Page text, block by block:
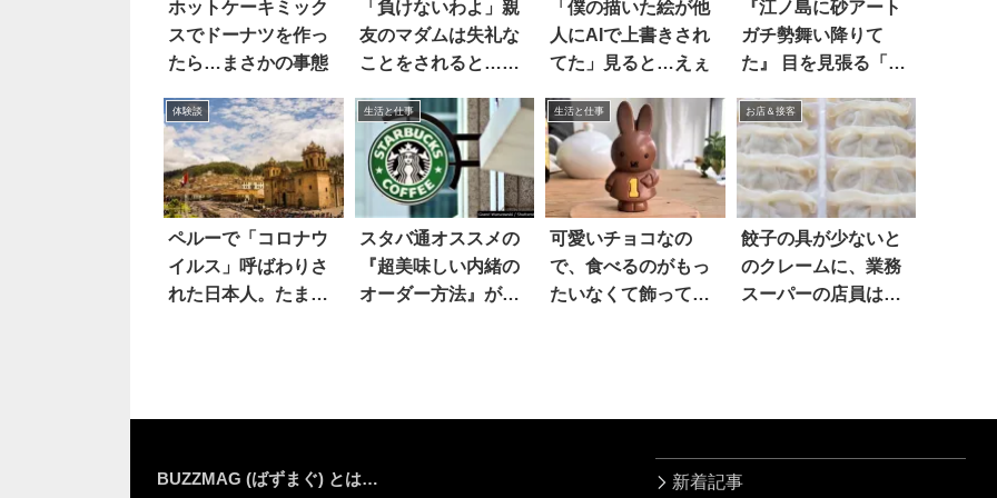
ホットケーキミック
スでドーナツを作っ
たら…まさかの事態
「負けないわよ」親
友のマダムは失礼な
ことをされると…お
「僕の描いた絵が他
人にAIで上書きされ
てた」見ると…えぇ
『江ノ島に砂アート
ガチ勢舞い降りて
た』 目を見張る「力
体験談
ペルーで「コロナウ
イルス」呼ばわりさ
れた日本人。たまら
生活と仕事
スタバ通オススメの
『超美味しい内緒の
オーダー方法』がこ
生活と仕事
可愛いチョコなの
で、食べるのがもっ
たいなくて飾ってお
お店＆接客
餃子の具が少ないと
のクレームに、業務
スーパーの店員は…
BUZZMAG (ばずまぐ) とは… 新着記事